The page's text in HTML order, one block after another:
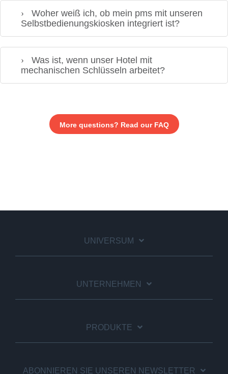
Woher weiß ich, ob mein pms mit unseren
Selbstbedienungskiosken integriert ist?
Was ist, wenn unser Hotel mit
mechanischen Schlüsseln arbeitet?
More questions? Read our FAQ
UNIVERSUM
UNTERNEHMEN
PRODUKTE
ABONNIEREN SIE UNSEREN NEWSLETTER